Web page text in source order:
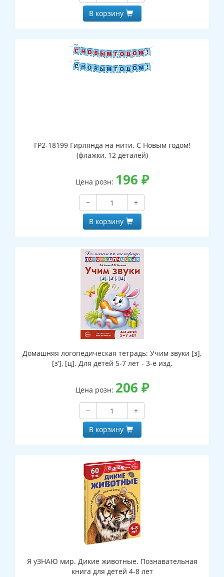
В корзину
ГР2-18199 Гирлянда на нити. С Новым годом!
(флажки, 12 деталей)
Цена розн: 196 ₽
−
+
В корзину
Домашняя логопедическая тетрадь: Учим звуки [з],
[з’], [ц]. Для детей 5-7 лет - 3-е изд.
Цена розн: 206 ₽
−
+
В корзину
Я уЗНАЮ мир. Дикие животные. Познавательная
книга для детей 4-8 лет